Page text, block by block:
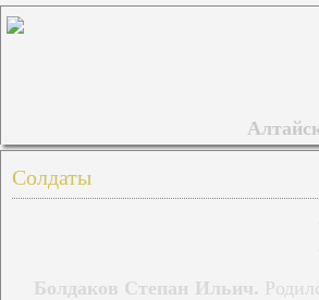
Солдаты
Болдаков Степан Ильич.